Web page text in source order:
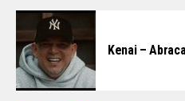
Kenai –